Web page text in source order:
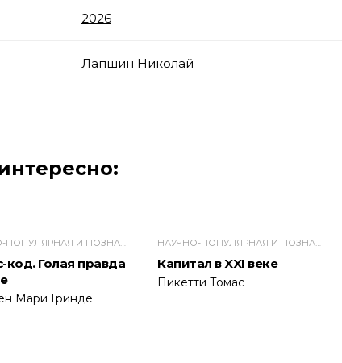
2026
Лапшин Николай
НАУЧНО-ПОПУЛЯРНАЯ И ПОЗНАВАТЕЛЬНАЯ ЛИТЕРАТУРА
код. Голая правда
Мари Гринде
Капитал в XXI веке
Пикетти Томас